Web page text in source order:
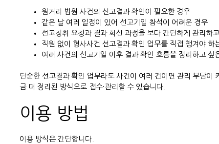
원거리 법원 사건의 선고결과 확인이 필요한 경우
같은 날 여러 일정이 있어 선고기일 참석이 어려운 경우
선고청취 요청과 결과 회신 과정을 보다 간단하게 관리하
직원 없이 형사사건 선고결과 확인 업무를 직접 챙겨야 하
여러 사건의 선고기일 이후 결과 확인 흐름을 정리하고 싶
단순한 선고결과 확인 업무라도 사건이 여러 건이면 관리 부담
금 더 정리된 방식으로 접수·관리할 수 있습니다.
이용 방법
이용 방식은 간단합니다.